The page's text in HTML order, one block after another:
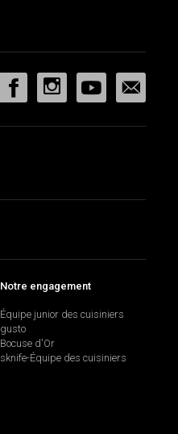
Notre engagement
Équipe junior des cuisiniers
gusto
Bocuse d'Or
sknife-Équipe des cuisiniers